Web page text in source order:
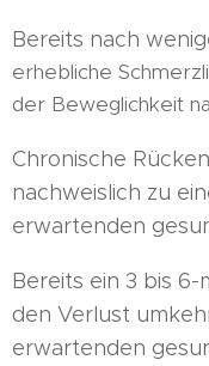
Bereits nach
erhebliche
der Beweglichkeit
Chronische
nachweislich zu
erwartenden
Bereits ein 3 bis
den Verlust
erwartenden